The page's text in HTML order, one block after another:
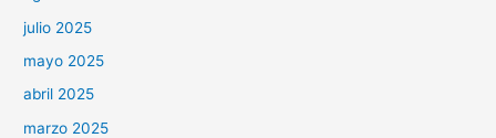
julio 2025
mayo 2025
abril 2025
marzo 2025